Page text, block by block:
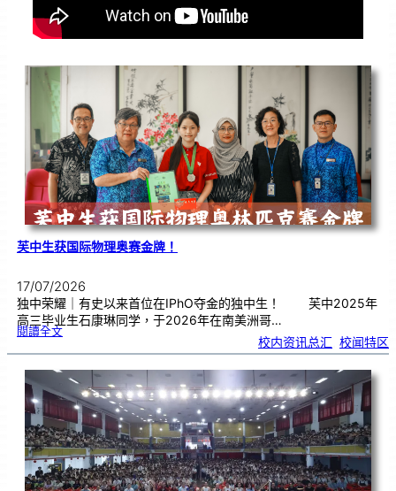
芙中生获国际物理奥赛金牌！
17/07/2026
独中荣耀｜有史以来首位在IPhO夺金的独中生！ 芙中2025年
高三毕业生石康琳同学，于2026年在南美洲哥…
閱讀全文:芙
获
际
物
理
赛
金
牌
！
校内资讯总汇 校闻特区